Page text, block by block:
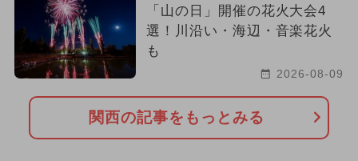
「山の日」開催の花火大会4
選！川沿い・海辺・音楽花火
も
2026-08-09
関西の記事をもっとみる